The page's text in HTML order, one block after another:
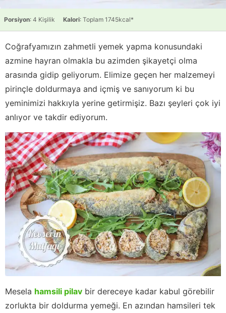
Porsiyon: 4 Kişilik Kalori: Toplam 1745kcal*
Coğrafyamızın zahmetli yemek yapma konusundaki
azmine hayran olmakla bu azimden şikayetçi olma
arasında gidip geliyorum. Elimize geçen her malzemeyi
pirinçle doldurmaya and içmiş ve sanıyorum ki bu
yeminimizi hakkıyla yerine getirmişiz. Bazı şeyleri çok iyi
anlıyor ve takdir ediyorum.
Mesela hamsili pilav bir dereceye kadar kabul görebilir
zorlukta bir doldurma yemeği. En azından hamsileri tek